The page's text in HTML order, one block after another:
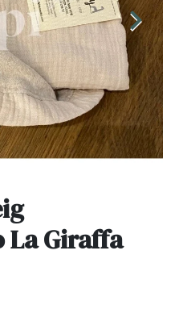
keyboard_arrow_right
Giraffa